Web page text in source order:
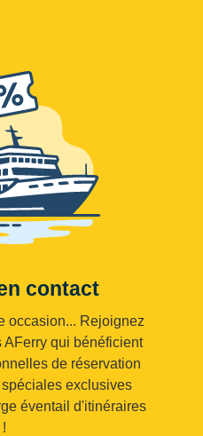
contact
occasion... Rejoignez
qui bénéficient
de réservation
exclusives
éventail d'itinéraires
!